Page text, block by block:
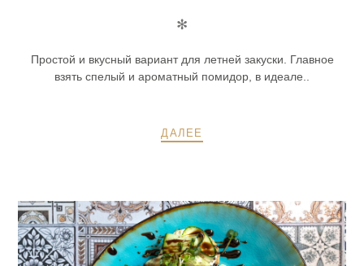
✻
Простой и вкусный вариант для летней закуски. Главное
взять спелый и ароматный помидор, в идеале..
ДАЛЕЕ